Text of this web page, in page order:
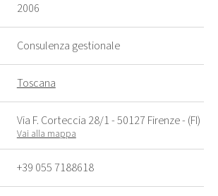
2006
Consulenza gestionale
Toscana
Via F. Corteccia 28/1 - 50127 Firenze - (FI)
Vai alla mappa
+39 055 7188618